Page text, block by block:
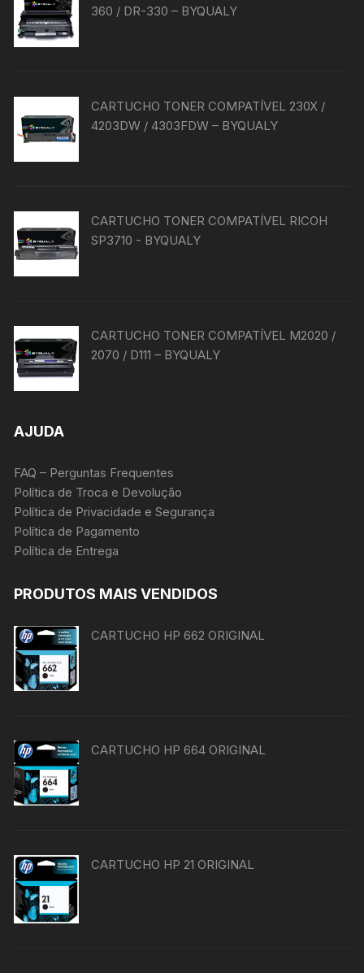
360 / DR-330 – BYQUALY
CARTUCHO TONER COMPATÍVEL 230X /
4203DW / 4303FDW – BYQUALY
CARTUCHO TONER COMPATÍVEL RICOH
SP3710 - BYQUALY
CARTUCHO TONER COMPATÍVEL M2020 /
2070 / D111 – BYQUALY
AJUDA
FAQ – Perguntas Frequentes
Política de Troca e Devolução
Política de Privacidade e Segurança
Política de Pagamento
Política de Entrega
PRODUTOS MAIS VENDIDOS
CARTUCHO HP 662 ORIGINAL
CARTUCHO HP 664 ORIGINAL
CARTUCHO HP 21 ORIGINAL